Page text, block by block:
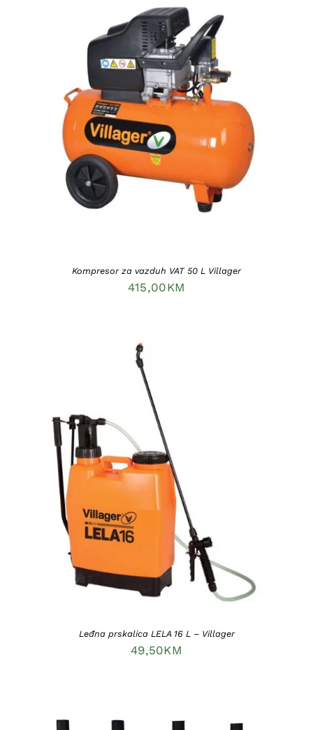
DODAJ U KORPU DETAILS
Kompresor za vazduh VAT 50 L Villager
415,00KM
DODAJ U KORPU /
Leđna prskalica LELA 16 L – Villager
49,50KM